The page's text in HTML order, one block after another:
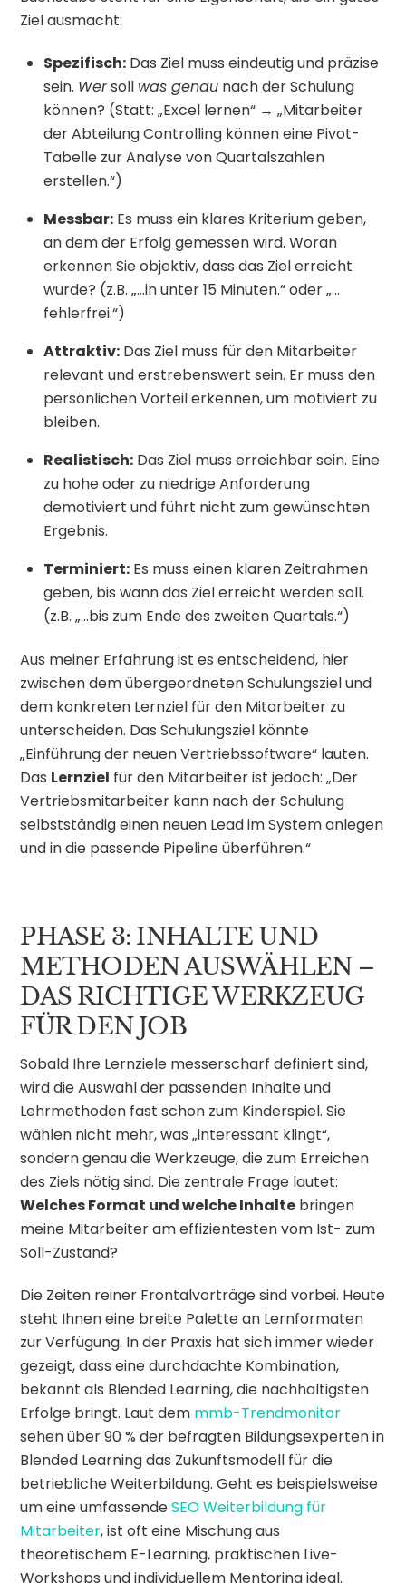
Ziel ausmacht:
Spezifisch: Das Ziel muss eindeutig und präzise
sein. Wersoll was genau nach der Schulung
können? (Statt: „Excel lernen“ → „Mitarbeiter
der Abteilung Controlling können eine Pivot-
Tabelle zur Analyse von Quartalszahlen
erstellen.“)
Messbar: Es muss ein klares Kriterium geben,
an dem der Erfolg gemessen wird. Woran
erkennen Sie objektiv, dass das Ziel erreicht
wurde? (z.B. „…in unter 15 Minuten.“ oder „…
fehlerfrei.“)
Attraktiv: Das Ziel muss für den Mitarbeiter
relevant und erstrebenswert sein. Er muss den
persönlichen Vorteil erkennen, um motiviert zu
bleiben.
Realistisch: Das Ziel muss erreichbar sein. Eine
zu hohe oder zu niedrige Anforderung
demotiviert und führt nicht zum gewünschten
Ergebnis.
Terminiert: Es muss einen klaren Zeitrahmen
geben, bis wann das Ziel erreicht werden soll.
(z.B. „…bis zum Ende des zweiten Quartals.“)
Aus meiner Erfahrung ist es entscheidend, hier
zwischen dem übergeordneten Schulungsziel und
dem konkreten Lernziel für den Mitarbeiter zu
unterscheiden. Das Schulungsziel könnte
„Einführung der neuen Vertriebssoftware“ lauten.
Das Lernziel für den Mitarbeiter ist jedoch: „Der
Vertriebsmitarbeiter kann nach der Schulung
selbstständig einen neuen Lead im System anlegen
und in die passende Pipeline überführen.“
PHASE 3: INHALTE UND
METHODEN AUSWÄHLEN –
DAS RICHTIGE WERKZEUG
FÜR DEN JOB
Sobald Ihre Lernziele messerscharf definiert sind,
wird die Auswahl der passenden Inhalte und
Lehrmethoden fast schon zum Kinderspiel. Sie
wählen nicht mehr, was „interessant klingt“,
sondern genau die Werkzeuge, die zum Erreichen
des Ziels nötig sind. Die zentrale Frage lautet:
Welches Format und welche Inhalte bringen
meine Mitarbeiter am effizientesten vom Ist- zum
Soll-Zustand?
Die Zeiten reiner Frontalvorträge sind vorbei. Heute
steht Ihnen eine breite Palette an Lernformaten
zur Verfügung. In der Praxis hat sich immer wieder
gezeigt, dass eine durchdachte Kombination,
bekannt als Blended Learning, die nachhaltigsten
Erfolge bringt. Laut dem mmb-Trendmonitor
sehen über 90 % der befragten Bildungsexperten in
Blended Learning das Zukunftsmodell für die
betriebliche Weiterbildung. Geht es beispielsweise
um eine umfassendeSEO Weiterbildung für
Mitarbeiter, ist oft eine Mischung aus
theoretischem E-Learning, praktischen Live-
Workshops und individuellem Mentoring ideal.